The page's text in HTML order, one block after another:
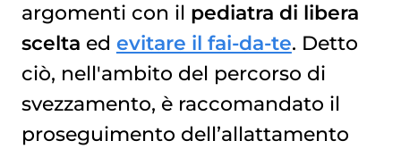
argomenti con il pediatra di libera
scelta ed evitare il fai-da-te. Detto
ciò, nell'ambito del percorso di
svezzamento, è raccomandato il
proseguimento dell’allattamento